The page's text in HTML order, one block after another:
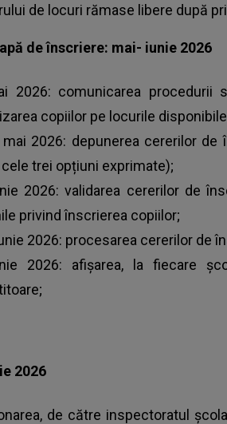
de locuri rămase libere după
de înscriere: mai- iunie 2026
2026: comunicarea procedurii
copiilor pe locurile
mai 2026: depunerea cererilor
trei opțiuni exprimate);
2026: validarea cererilor de
privind înscrierea copiilor;
2026: procesarea cererilor de
2026: afişarea, la fiecare
2026
de către inspectoratul